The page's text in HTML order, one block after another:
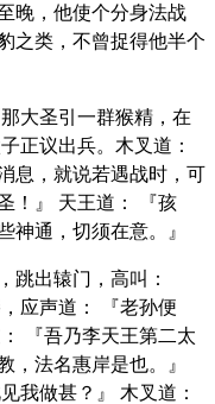
晚，他使个分身法战
之类，不曾捉得他半个
大圣引一群猴精，在
正议出兵。木叉道：
息，就说若遇战时，可
！』 天王道： 『孩
神通，切须在意。』
跳出辕门，高叫：
应声道： 『老孙便
『吾乃李天王第二太
，法名惠岸是也。』
我做甚？』 木叉道：